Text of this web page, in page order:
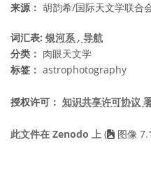
来源： 胡韵希/国际天文学联合
词汇表: 银河系 , 导航
分类： 肉眼天文学
标签： astrophotography
授权许可： 知识共享许可协议
此文件在 Zenodo 上 ( 图像